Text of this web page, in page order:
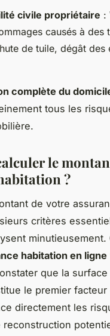
civile propriétaire :
causés à des
de tuile, dégât des
complète du
tous les
le
?
de votre
critères
minutieusement.
habitation en ligne
que la
le premier facteur
directement les